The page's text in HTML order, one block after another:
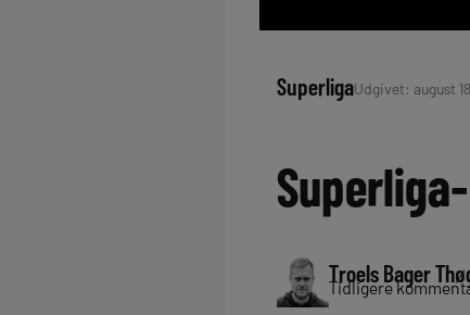
SuperligaUdgivet: august
Troels Bager
Tidligere